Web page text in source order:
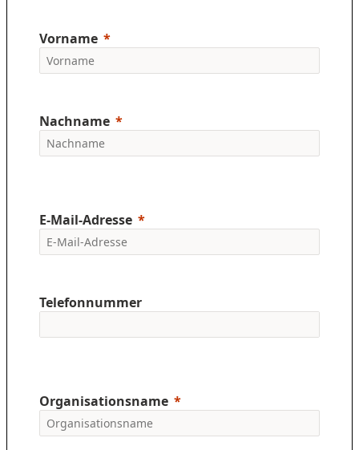
Vorname
Nachname
E-Mail-Adresse
Telefonnummer
Organisationsname